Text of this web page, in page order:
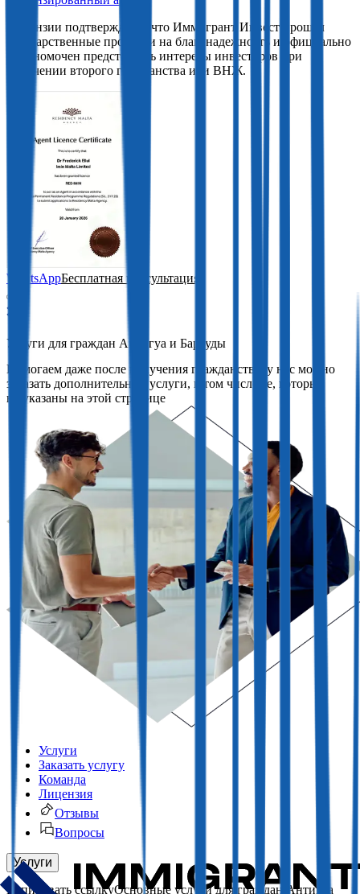
Лицензии подтверждают, что Иммигрант Инвест прошел
государственные проверки на благонадежность и официально
уполномочен представлять интересы инвесторов при
получении второго гражданства или ВНЖ.
WhatsAppБесплатная консультация
Услуги для граждан Антигуа и Барбуды
Помогаем даже после получения гражданства: у нас можно
заказать дополнительные услуги, в том числе те, которые
не указаны на этой странице
Услуги
Заказать услугу
Команда
Лицензия
Отзывы
Вопросы
Услуги
Основные услуги для граждан Антигуа